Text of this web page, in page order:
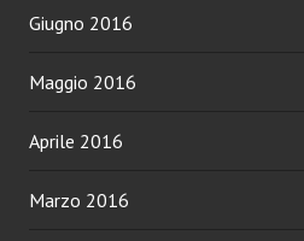
Giugno 2016
Maggio 2016
Aprile 2016
Marzo 2016